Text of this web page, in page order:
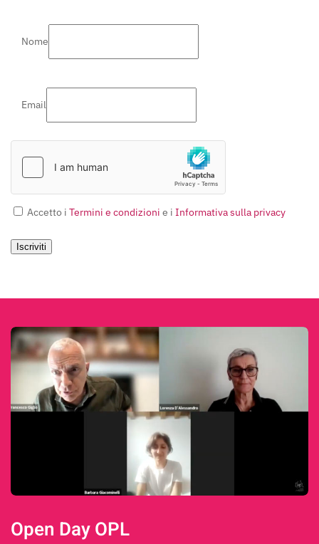
Nome
Email
Accetto i Termini e condizioni e i Informativa sulla privacy
Iscriviti
Open Day OPL